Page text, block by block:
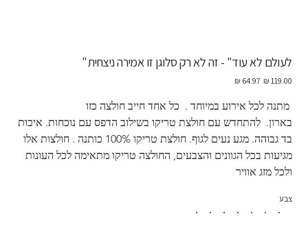
לעולם לא עוד" - זה לא רק סלוגן זו אמירה ניצחית"
מחיר
מחיר
‏64.97 ‏₪
מתנה לכל אירוע במיוחד .  כל אחד חייב חולצה כזו
בארון.  להתחדש עם חולצת טריקו בשילוב הדפס עם נוכחות. איכות
בד גבוהה. מגע נעים לגוף. חולצת טריקו 100% כותנה . חולצות אלו
מגיעות בכל הגוונים והצבעים, החולצה טריקו מתאימה לכל העונות
ולכל מזג אוויר
צבע